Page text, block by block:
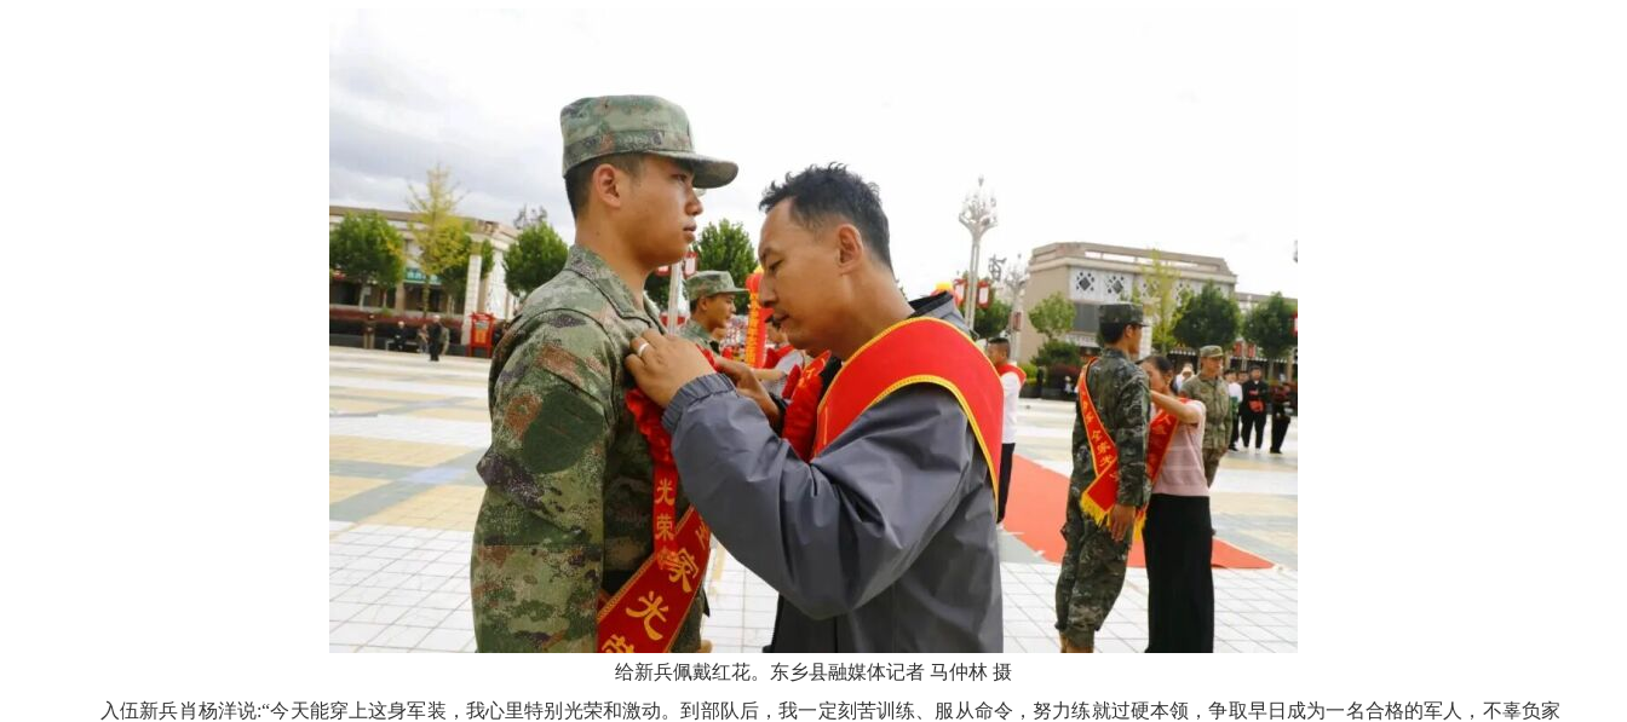
给新兵佩戴红花。东乡县融媒体记者 马仲林 摄
入伍新兵肖杨洋说:“今天能穿上这身军装，我心里特别光荣和激动。到部队后，我一定刻苦训练、服从命令，努力练就过硬本领，争取早日成为一名合格的军人，不辜负家